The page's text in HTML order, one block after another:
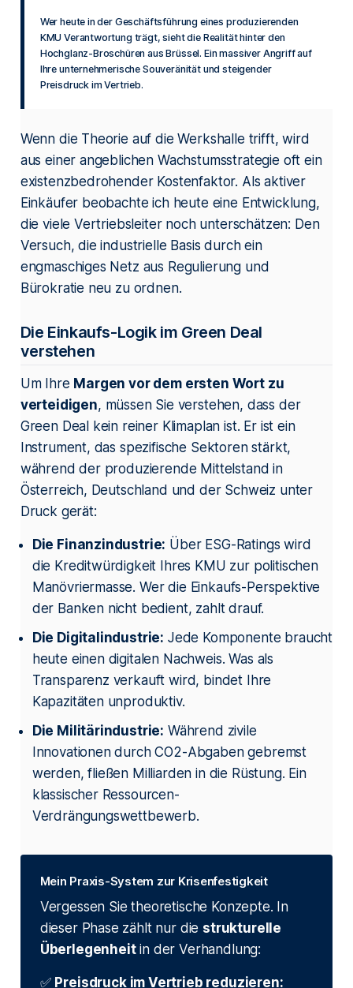
Wer heute in der Geschäftsführung eines produzierenden
KMU Verantwortung trägt, sieht die Realität hinter den
Hochglanz-Broschüren aus Brüssel. Ein massiver Angriff auf
Ihre unternehmerische Souveränität und steigender
Preisdruck im Vertrieb.
Wenn die Theorie auf die Werkshalle trifft, wird
aus einer angeblichen Wachstumsstrategie oft ein
existenzbedrohender Kostenfaktor. Als aktiver
Einkäufer beobachte ich heute eine Entwicklung,
die viele Vertriebsleiter noch unterschätzen: Den
Versuch, die industrielle Basis durch ein
engmaschiges Netz aus Regulierung und
Bürokratie neu zu ordnen.
Die Einkaufs-Logik im Green Deal
verstehen
Um Ihre Margen vor dem ersten Wort zu
verteidigen, müssen Sie verstehen, dass der
Green Deal kein reiner Klimaplan ist. Er ist ein
Instrument, das spezifische Sektoren stärkt,
während der produzierende Mittelstand in
Österreich, Deutschland und der Schweiz unter
Druck gerät:
Die Finanzindustrie: Über ESG-Ratings wird
die Kreditwürdigkeit Ihres KMU zur politischen
Manövriermasse. Wer die Einkaufs-Perspektive
der Banken nicht bedient, zahlt drauf.
Die Digitalindustrie: Jede Komponente braucht
heute einen digitalen Nachweis. Was als
Transparenz verkauft wird, bindet Ihre
Kapazitäten unproduktiv.
Die Militärindustrie: Während zivile
Innovationen durch CO2-Abgaben gebremst
werden, fließen Milliarden in die Rüstung. Ein
klassischer Ressourcen-
Verdrängungswettbewerb.
Mein Praxis-System zur Krisenfestigkeit
Vergessen Sie theoretische Konzepte. In
dieser Phase zählt nur die strukturelle
Überlegenheitin der Verhandlung:
✅ Preisdruck im Vertrieb reduzieren: